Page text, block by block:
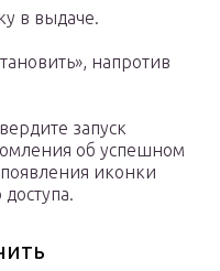
в выдаче.
напротив
запуск
об успешном
иконки